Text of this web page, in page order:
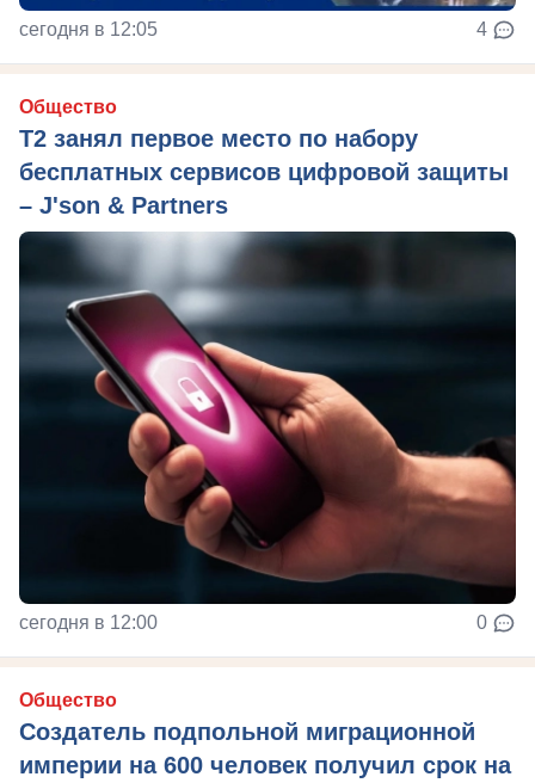
сегодня в 12:05 4
Общество
Т2 занял первое место по набору
бесплатных сервисов цифровой защиты
– J'son & Partners
сегодня в 12:00 0
Общество
Создатель подпольной миграционной
империи на 600 человек получил срок на